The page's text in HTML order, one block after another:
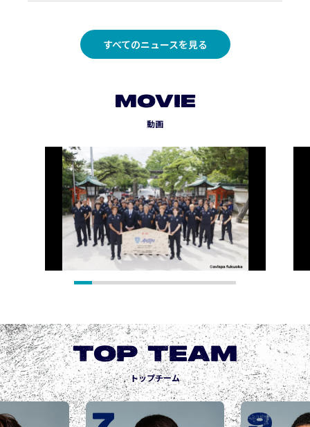
すべてのニュースを見る
MOVIE
動画
TOP TEAM
トップチーム
城後 寿